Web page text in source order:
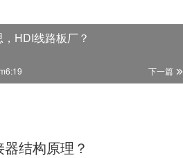
HDI线路板厂？
下一篇
结构原理？